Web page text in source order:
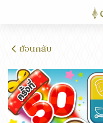
ย้อนกลับ